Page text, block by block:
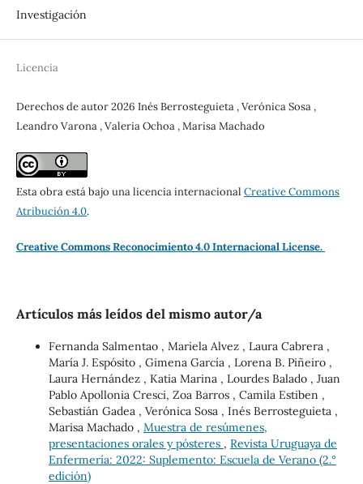
Investigación
Licencia
Derechos de autor 2026 Inés Berrosteguieta , Verónica Sosa ,
Leandro Varona , Valeria Ochoa , Marisa Machado
Esta obra está bajo una licencia internacional Creative Commons
Atribución 4.0.
Creative Commons Reconocimiento 4.0 Internacional License.
Artículos más leídos del mismo autor/a
Fernanda Salmentao , Mariela Alvez , Laura Cabrera ,
María J. Espósito , Gimena García , Lorena B. Piñeiro ,
Laura Hernández , Katia Marina , Lourdes Balado , Juan
Pablo Apollonia Cresci, Zoa Barros , Camila Estiben ,
Sebastián Gadea , Verónica Sosa , Inés Berrosteguieta ,
Marisa Machado , Muestra de resúmenes,
presentaciones orales y pósteres , Revista Uruguaya de
Enfermería: 2022: Suplemento: Escuela de Verano (2.°
edición)